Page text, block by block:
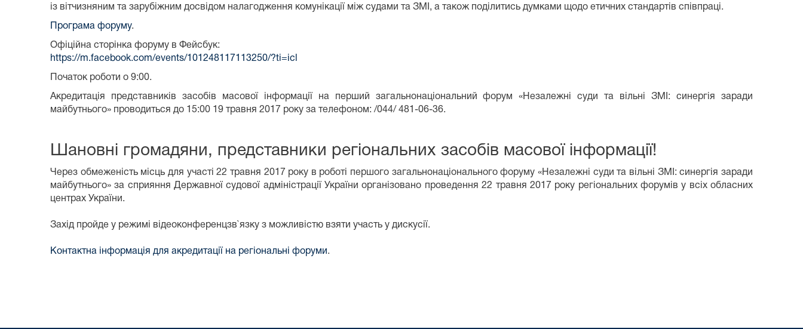
із вітчизняним та зарубіжним досвідом налагодження комунікації між судами та ЗМІ, а також поділитись думками щодо етичних стандартів співпраці.
Програма форуму.
Офіційна сторінка форуму в Фейсбук:
https://m.facebook.com/events/101248117113250/?ti=icl
Початок роботи о 9:00.
Акредитація представників засобів масової інформації на перший загальнонаціональний форум «Незалежні суди та вільні ЗМІ: синергія заради
майбутнього» проводиться до 15:00 19 травня 2017 року за телефоном: /044/ 481-06-36.
Шановні громадяни, представники регіональних засобів масової інформації!
Через обмеженість місць для участі 22 травня 2017 року в роботі першого загальнонаціонального форуму «Незалежні суди та вільні ЗМІ: синергія заради
майбутнього» за сприяння Державної судової адміністрації України організовано проведення 22 травня 2017 року регіональних форумів у всіх обласних
центрах України.
Захід пройде у режимі відеоконференцзв`язку з можливістю взяти участь у дискусії.
Контактна інформація для акредитації на регіональні форуми.